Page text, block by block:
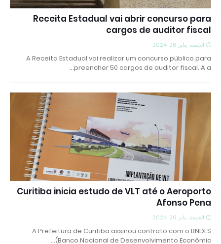
Receita Estadual vai abrir concurso para
cargos de auditor fiscal
الجمعة, يناير 26, 2024
A Receita Estadual vai realizar um concurso público para
preencher 50 cargos de auditor fiscal. A a…
Curitiba inicia estudo de VLT até o Aeroporto
Afonso Pena
الجمعة, يناير 26, 2024
A Prefeitura de Curitiba assinou contrato com o BNDES
(Banco Nacional de Desenvolvimento Econômic…